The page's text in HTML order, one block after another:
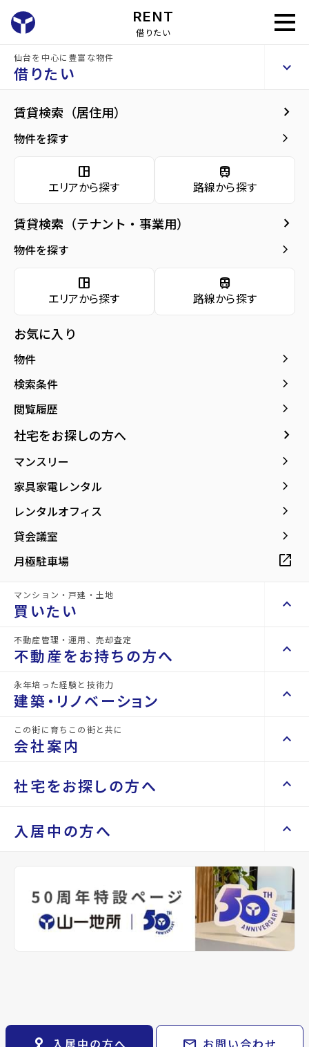
RENT
借りたい
仙台を中心に豊富な物件
借りたい keyboard_arrow_up
賃貸検索（居住用） keyboard_arrow_right
物件を探す keyboard_arrow_right
space_dashboard
エリアから探す
train
路線から探す
賃貸検索（テナント・事業用） keyboard_arrow_right
物件を探す keyboard_arrow_right
space_dashboard
エリアから探す
train
路線から探す
お気に入り
物件 keyboard_arrow_right
検索条件 keyboard_arrow_right
閲覧履歴 keyboard_arrow_right
社宅をお探しの方へ keyboard_arrow_right
マンスリー keyboard_arrow_right
家具家電レンタル keyboard_arrow_right
レンタルオフィス keyboard_arrow_right
貸会議室 keyboard_arrow_right
月極駐車場 open_in_new
マンション・戸建・土地
買いたい keyboard_arrow_up
不動産を買いたい方へ keyboard_arrow_right
space_dashboard
エリアから探す
space_dashboard
土地を探す
エリアから探す
train
路線から探す
事業用・投資用を探す keyboard_arrow_right
不動産管理・運用、売却査定
不動産をお持ちの方へ keyboard_arrow_up
不動産をお持ちの方へ keyboard_arrow_right
山一地所の賃貸管理
不動産を貸すまでの流れ
空き家サポートサービス
不動産を売却したい keyboard_arrow_right
相続相談をしたい keyboard_arrow_right
不動産に投資したい keyboard_arrow_right
永年培った経験と技術力
建築・リノベーション keyboard_arrow_up
建築・リノベーション keyboard_arrow_right
Renotta（リノッタ） keyboard_arrow_right
この街に育ちこの街と共に
会社案内 keyboard_arrow_up
会社案内 keyboard_arrow_right
会社概要・沿革 keyboard_arrow_right
keyboard_arrow_right
パーパス keyboard_arrow_right
CM紹介
社宅をお探しの方へ keyboard_arrow_up
社宅をお探しの方へ keyboard_arrow_right
keyboard_arrow_right
レンタルオフィス keyboard_arrow_right
貸会議室 keyboard_arrow_right
open_in_new
入居中の方へ keyboard_arrow_up
keyboard_arrow_right
退去される方へ keyboard_arrow_right
※準備中 住まいのしおり（PDF）
賃貸マンション ロイヤルパーク五橋
建物概要
現在募集中の物件arrow_forward
arrow_forward
地図・周辺環境 arrow_forward
ロイヤルパーク五橋 4階
管理費・共益費
間取り
アクセス
所在地
location_on グーグルマップでみる
築年月
【仙台駅まで徒歩圏内のオートロック1R】
利便性と安心感
詳細情報 details
物件名 ロイヤルパーク五橋
所在地 宮城県仙台市青葉区五橋1丁目
東北本線/仙台駅 徒歩11分
年03月
間取り 1R 間取り内訳
洋室 9
帖
ト)